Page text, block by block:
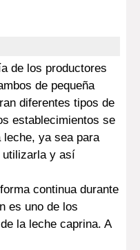
de los productores
de pequeña
diferentes tipos de
establecimientos se
ya sea para
utilizarla y así
continua durante
es uno de los
la leche caprina. A